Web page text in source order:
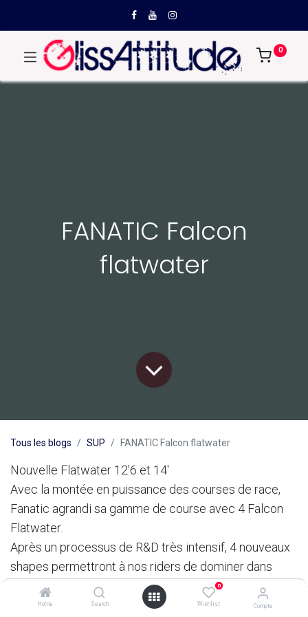
Home Search
0
Wishlist Compte
0
FANATIC Falcon
flatwater
Tous les blogs SUP FANATIC Falcon flatwater
Nouvelle Flatwater 12'6 et 14'
Avec la montée en puissance des courses de race,
Fanatic agrandi sa gamme de course avec 4 Falcon
Flatwater.
Après un processus de R&D très intensif, 4 nouveaux
shapes permettront à nos riders de dominer dans
tous les domaines du Sup racing. Le design d'étrave
et le reste du shape, accessible dans toutes sortes de